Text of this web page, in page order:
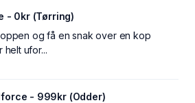
- 0kr (Tørring)
og få en snak over en kop
helt ufor...
- 999kr (Odder)